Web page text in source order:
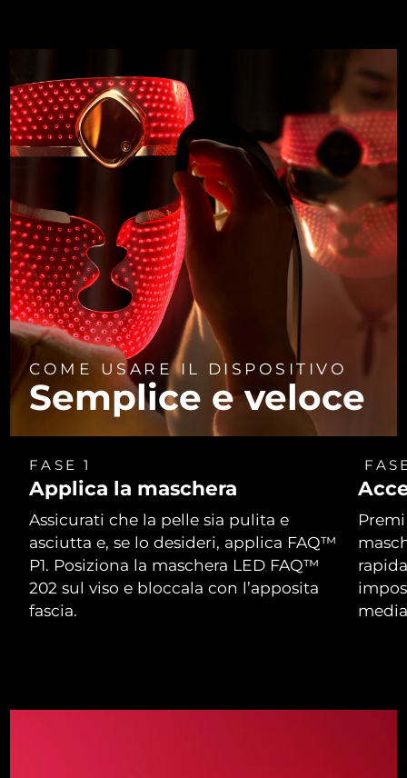
COME USARE IL DISPOSITIVO
Semplice e veloce
FASE 1
Applica la maschera
Assicurati che la pelle sia pulita e
asciutta e, se lo desideri, applica FAQ™
P1. Posiziona la maschera LED FAQ™
202 sul viso e bloccala con l’apposita
fascia.